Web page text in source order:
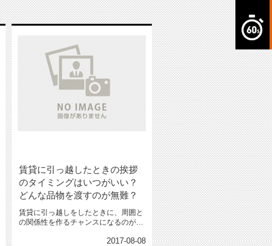
賃貸に引っ越したときの挨拶
のタイミングはいつがいい？
どんな品物を渡すのが無難？
賃貸に引っ越しをしたときに、周囲と
の関係性を作るチャンスになるのが、
2017-08-08